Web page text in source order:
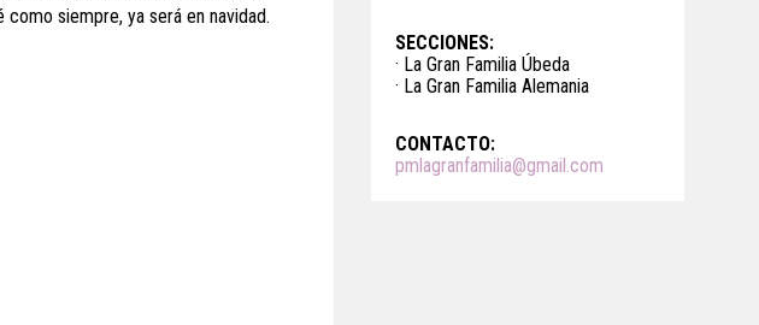
siempre, ya será en navidad.
SECCIONES:
· La Gran Familia Úbeda
· La Gran Familia Alemania
CONTACTO:
pmlagranfamilia@gmail.com